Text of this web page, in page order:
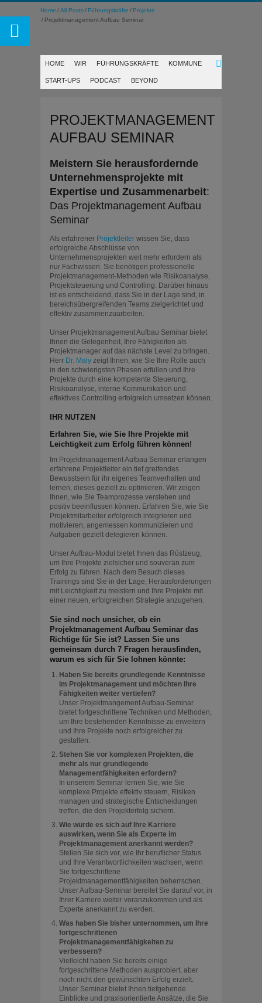
Home All Posts Führungskräfte
Projekte
Projektmanagement Aufbau Seminar
HOME WIR FÜHRUNGSKRÄFTE KOMMUNE
START-UPS PODCAST BEYOND
PROJEKTMANAGEMENT
AUFBAU SEMINAR
Meistern Sie herausfordernde
Unternehmensprojekte mit
Expertise und Zusammenarbeit:
Das Projektmanagement Aufbau
Seminar
Als erfahrener Projektleiter wissen Sie, dass
erfolgreiche Abschlüsse von
Unternehmensprojekten weit mehr erfordern als
nur Fachwissen. Sie benötigen professionelle
Projektmanagement-Methoden wie Risikoanalyse,
Projektsteuerung und Controlling. Darüber hinaus
ist es entscheidend, dass Sie in der Lage sind, in
bereichsübergreifenden Teams zielgerichtet und
effektiv zusammenzuarbeiten.
Unser Projektmanagement Aufbau Seminar bietet
Ihnen die Gelegenheit, Ihre Fähigkeiten als
Projektmanager auf das nächste Level zu bringen.
Herr Dr. Maly zeigt Ihnen, wie Sie Ihre Rolle auch
in den schwierigsten Phasen erfüllen und Ihre
Projekte durch eine kompetente Steuerung,
Risikoanalyse, interne Kommunikation und
effektives Controlling erfolgreich umsetzen können.
IHR NUTZEN
Erfahren Sie, wie Sie Ihre Projekte mit
Leichtigkeit zum Erfolg führen können!
Im Projektmanagement Aufbau Seminar erlangen
erfahrene Projektleiter ein tief greifendes
Bewusstsein für ihr eigenes Teamverhalten und
lernen, dieses gezielt zu optimieren. Wir zeigen
Ihnen, wie Sie Teamprozesse verstehen und
positiv beeinflussen können. Erfahren Sie, wie Sie
Projektmitarbeiter erfolgreich integrieren und
motivieren, angemessen kommunizieren und
Aufgaben gezielt delegieren können.
Unser Aufbau-Modul bietet Ihnen das Rüstzeug,
um Ihre Projekte zielsicher und souverän zum
Erfolg zu führen. Nach dem Besuch dieses
Trainings sind Sie in der Lage, Herausforderungen
mit Leichtigkeit zu meistern und Ihre Projekte mit
einer neuen, erfolgreichen Strategie anzugehen.
Sie sind noch unsicher, ob ein
Projektmanagement Aufbau Seminar das
Richtige für Sie ist? Lassen Sie uns
gemeinsam durch 7 Fragen herausfinden,
warum es sich für Sie lohnen könnte:
Haben Sie bereits grundlegende Kenntnisse
im Projektmanagement und möchten Ihre
Fähigkeiten weiter vertiefen?
Unser Projektmangement Aufbau-Seminar
bietet fortgeschrittene Techniken und Methoden,
um Ihre bestehenden Kenntnisse zu erweitern
und Ihre Projekte noch erfolgreicher zu
gestalten.
Stehen Sie vor komplexen Projekten, die
mehr als nur grundlegende
Managementfähigkeiten erfordern?
In unserem Seminar lernen Sie, wie Sie
komplexe Projekte effektiv steuern, Risiken
managen und strategische Entscheidungen
treffen, die den Projekterfolg sichern.
Wie würde es sich auf Ihre Karriere
auswirken, wenn Sie als Experte im
Projektmanagement anerkannt werden?
Stellen Sie sich vor, wie Ihr beruflicher Status
und Ihre Verantwortlichkeiten wachsen, wenn
Sie fortgeschrittene
Projektmanagementfähigkeiten beherrschen.
Unser Aufbau-Seminar bereitet Sie darauf vor, in
Ihrer Karriere weiter voranzukommen und als
Experte anerkannt zu werden.
Was haben Sie bisher unternommen, um Ihre
fortgeschrittenen
Projektmanagementfähigkeiten zu
verbessern?
Vielleicht haben Sie bereits einige
fortgeschrittene Methoden ausprobiert, aber
noch nicht den gewünschten Erfolg erzielt.
Unser Seminar bietet Ihnen tiefgehende
Einblicke und praxisorientierte Ansätze, die Sie